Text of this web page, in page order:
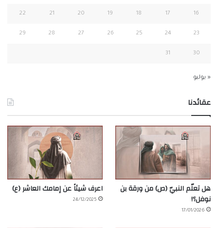
16
17
18
19
20
21
22
23
24
25
26
27
28
29
30
31
« يوليو
عقائدنا
هل تعلّم النبيّ (ص) من ورقة بن
نوفل؟!
17/01/2026
اعرف شيئاً عن إمامك العاشر (ع)
24/12/2025